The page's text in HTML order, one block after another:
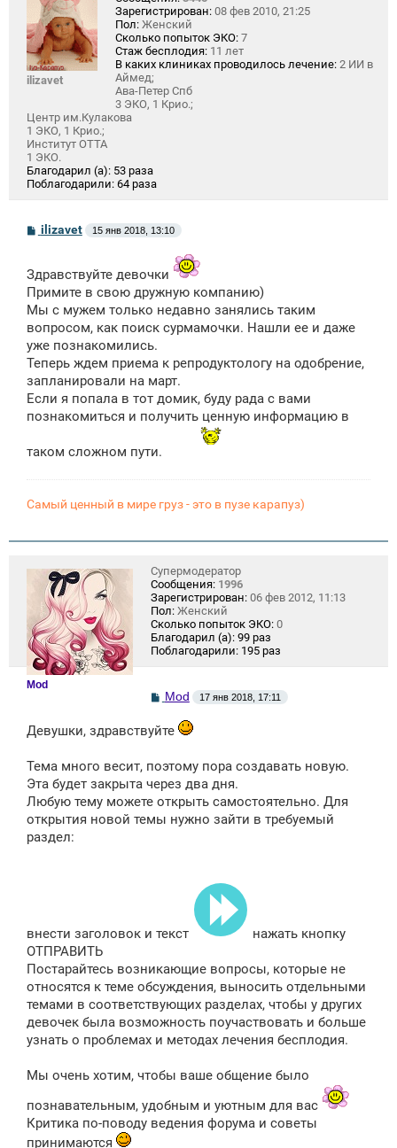
ilizavet
Зарегистрирован: 08 фев 2010, 21:25
Пол: Женский
Сколько попыток ЭКО: 7
Стаж бесплодия: 11 лет
В каких клиниках проводилось лечение: 2 ИИ в
Аймед;
Ава-Петер Спб
3 ЭКО, 1 Крио.;
Центр им.Кулакова
1 ЭКО, 1 Крио.;
Институт ОТТА
1 ЭКО.
Благодарил (а): 53 раза
Поблагодарили: 64 раза
С
щ
е
н
и
е
ilizavet 15 янв 2018, 13:10
Здравствуйте девочки
Примите в свою дружную компанию)
Мы с мужем только недавно занялись таким
вопросом, как поиск сурмамочки. Нашли ее и даже
уже познакомились.
Теперь ждем приема к репродуктологу на одобрение,
запланировали на март.
Если я попала в тот домик, буду рада с вами
познакомиться и получить ценную информацию в
таком сложном пути.
Самый ценный в мире груз - это в пузе карапуз)
Mod
Супермодератор
Сообщения: 1996
Зарегистрирован: 06 фев 2012, 11:13
Пол: Женский
Сколько попыток ЭКО: 0
Благодарил (а): 99 раз
Поблагодарили: 195 раз
С
б
н
и
е
Mod 17 янв 2018, 17:11
Девушки, здравствуйте
Тема много весит, поэтому пора создавать новую.
Эта будет закрыта через два дня.
Любую тему можете открыть самостоятельно. Для
открытия новой темы нужно зайти в требуемый
раздел:
внести заголовок и текст
нажать кнопку
ОТПРАВИТЬ
Постарайтесь возникающие вопросы, которые не
относятся к теме обсуждения, выносить отдельными
темами в соответствующих разделах, чтобы у других
девочек была возможность поучаствовать и больше
узнать о проблемах и методах лечения бесплодия.
Мы очень хотим, чтобы ваше общение было
познавательным, удобным и уютным для вас
Критика по-поводу ведения форума и советы
принимаются